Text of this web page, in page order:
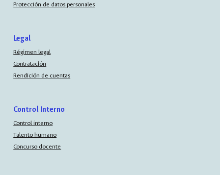
Protección de datos personales
Legal
Régimen legal
Contratación
Rendición de cuentas
Control Interno
Control interno
Talento humano
Concurso docente